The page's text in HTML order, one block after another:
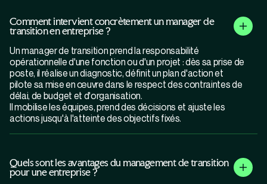
Comment intervient concrètement un manager de
transition en entreprise ?
Un manager de transition prend la responsabilité
opérationnelle d'une fonction ou d'un projet : dès sa prise de
poste, il réalise un diagnostic, définit un plan d'action et
pilote sa mise en œuvre dans le respect des contraintes de
délai, de budget et d'organisation.
Il mobilise les équipes, prend des décisions et ajuste les
actions jusqu'à l'atteinte des objectifs fixés.
Quels sont les avantages du management de transition
pour une entreprise ?